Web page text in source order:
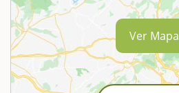
Ver Mapa